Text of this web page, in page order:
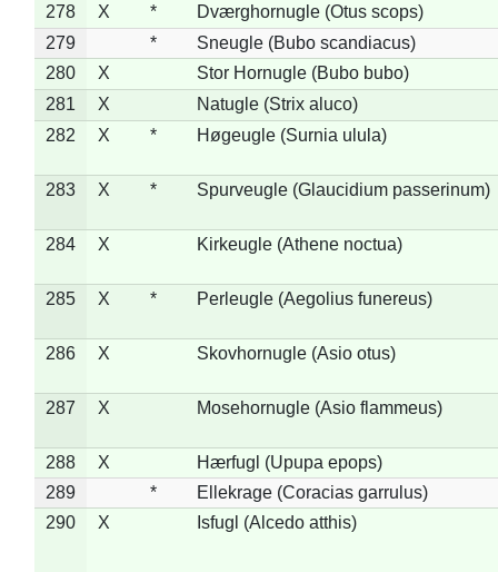
278
X *
Dværghornugle (Otus scops)
279
*
Sneugle (Bubo scandiacus)
280
X
Stor Hornugle (Bubo bubo)
281
X
Natugle (Strix aluco)
282
X * Høgeugle (Surnia ulula)
283 X * Spurveugle (Glaucidium passerinum)
284 X Kirkeugle (Athene noctua)
285 X * Perleugle (Aegolius funereus)
286 X Skovhornugle (Asio otus)
287 X Mosehornugle (Asio flammeus)
288 X
Hærfugl (Upupa epops)
289
*
Ellekrage (Coracias garrulus)
290
X Isfugl (Alcedo atthis)